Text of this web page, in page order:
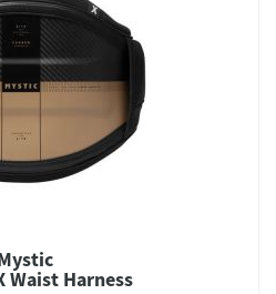
Waist Harness